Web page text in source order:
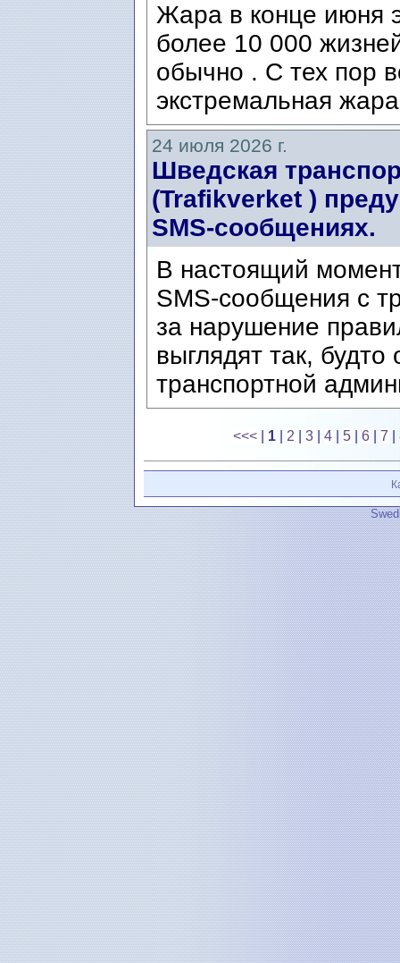
Жара в конце июня
более 10 000
обычно . С тех пор
экстремальная
24 июля 2026 г.
Шведская
(Trafikverket )
SMS-сообщениях.
В настоящий
SMS-сообщения с
за нарушение
выглядят так,
транспортной
<<< 1 2 |3 |4 5 |6 |7 |